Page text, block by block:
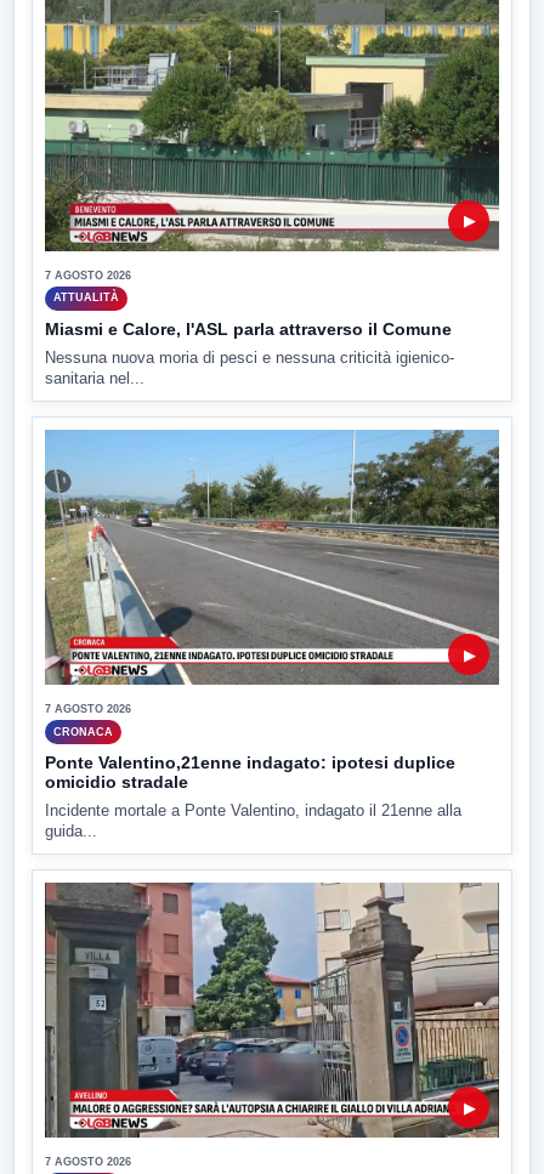
▶
7 AGOSTO 2026
ATTUALITÀ
Miasmi e Calore, l'ASL parla attraverso il Comune
Nessuna nuova moria di pesci e nessuna criticità igienico-
sanitaria nel...
▶
7 AGOSTO 2026
CRONACA
Ponte Valentino,21enne indagato: ipotesi duplice
omicidio stradale
Incidente mortale a Ponte Valentino, indagato il 21enne alla
guida...
▶
7 AGOSTO 2026